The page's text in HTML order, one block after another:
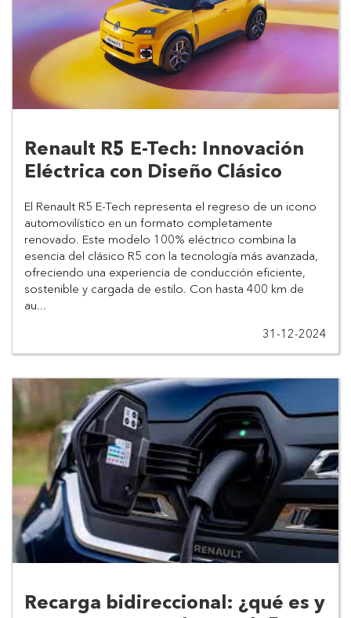
Renault R5 E-Tech: Innovación
Eléctrica con Diseño Clásico
El Renault R5 E-Tech representa el regreso de un icono
automovilístico en un formato completamente
renovado. Este modelo 100% eléctrico combina la
esencia del clásico R5 con la tecnología más avanzada,
ofreciendo una experiencia de conducción eficiente,
sostenible y cargada de estilo. Con hasta 400 km de
au...
31-12-2024
Recarga bidireccional: ¿qué es y